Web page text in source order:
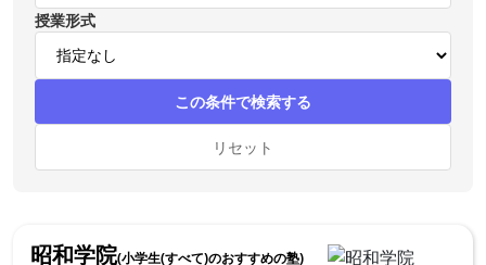
授業形式
この条件で検索する
リセット
昭和学院(小学生(すべて)のおすすめの塾)